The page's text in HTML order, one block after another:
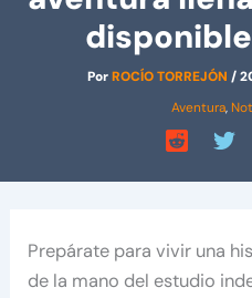
PorROCÍO TORREJÓN /
Aventura,
Prepárate para vivir una
de la mano del estudio